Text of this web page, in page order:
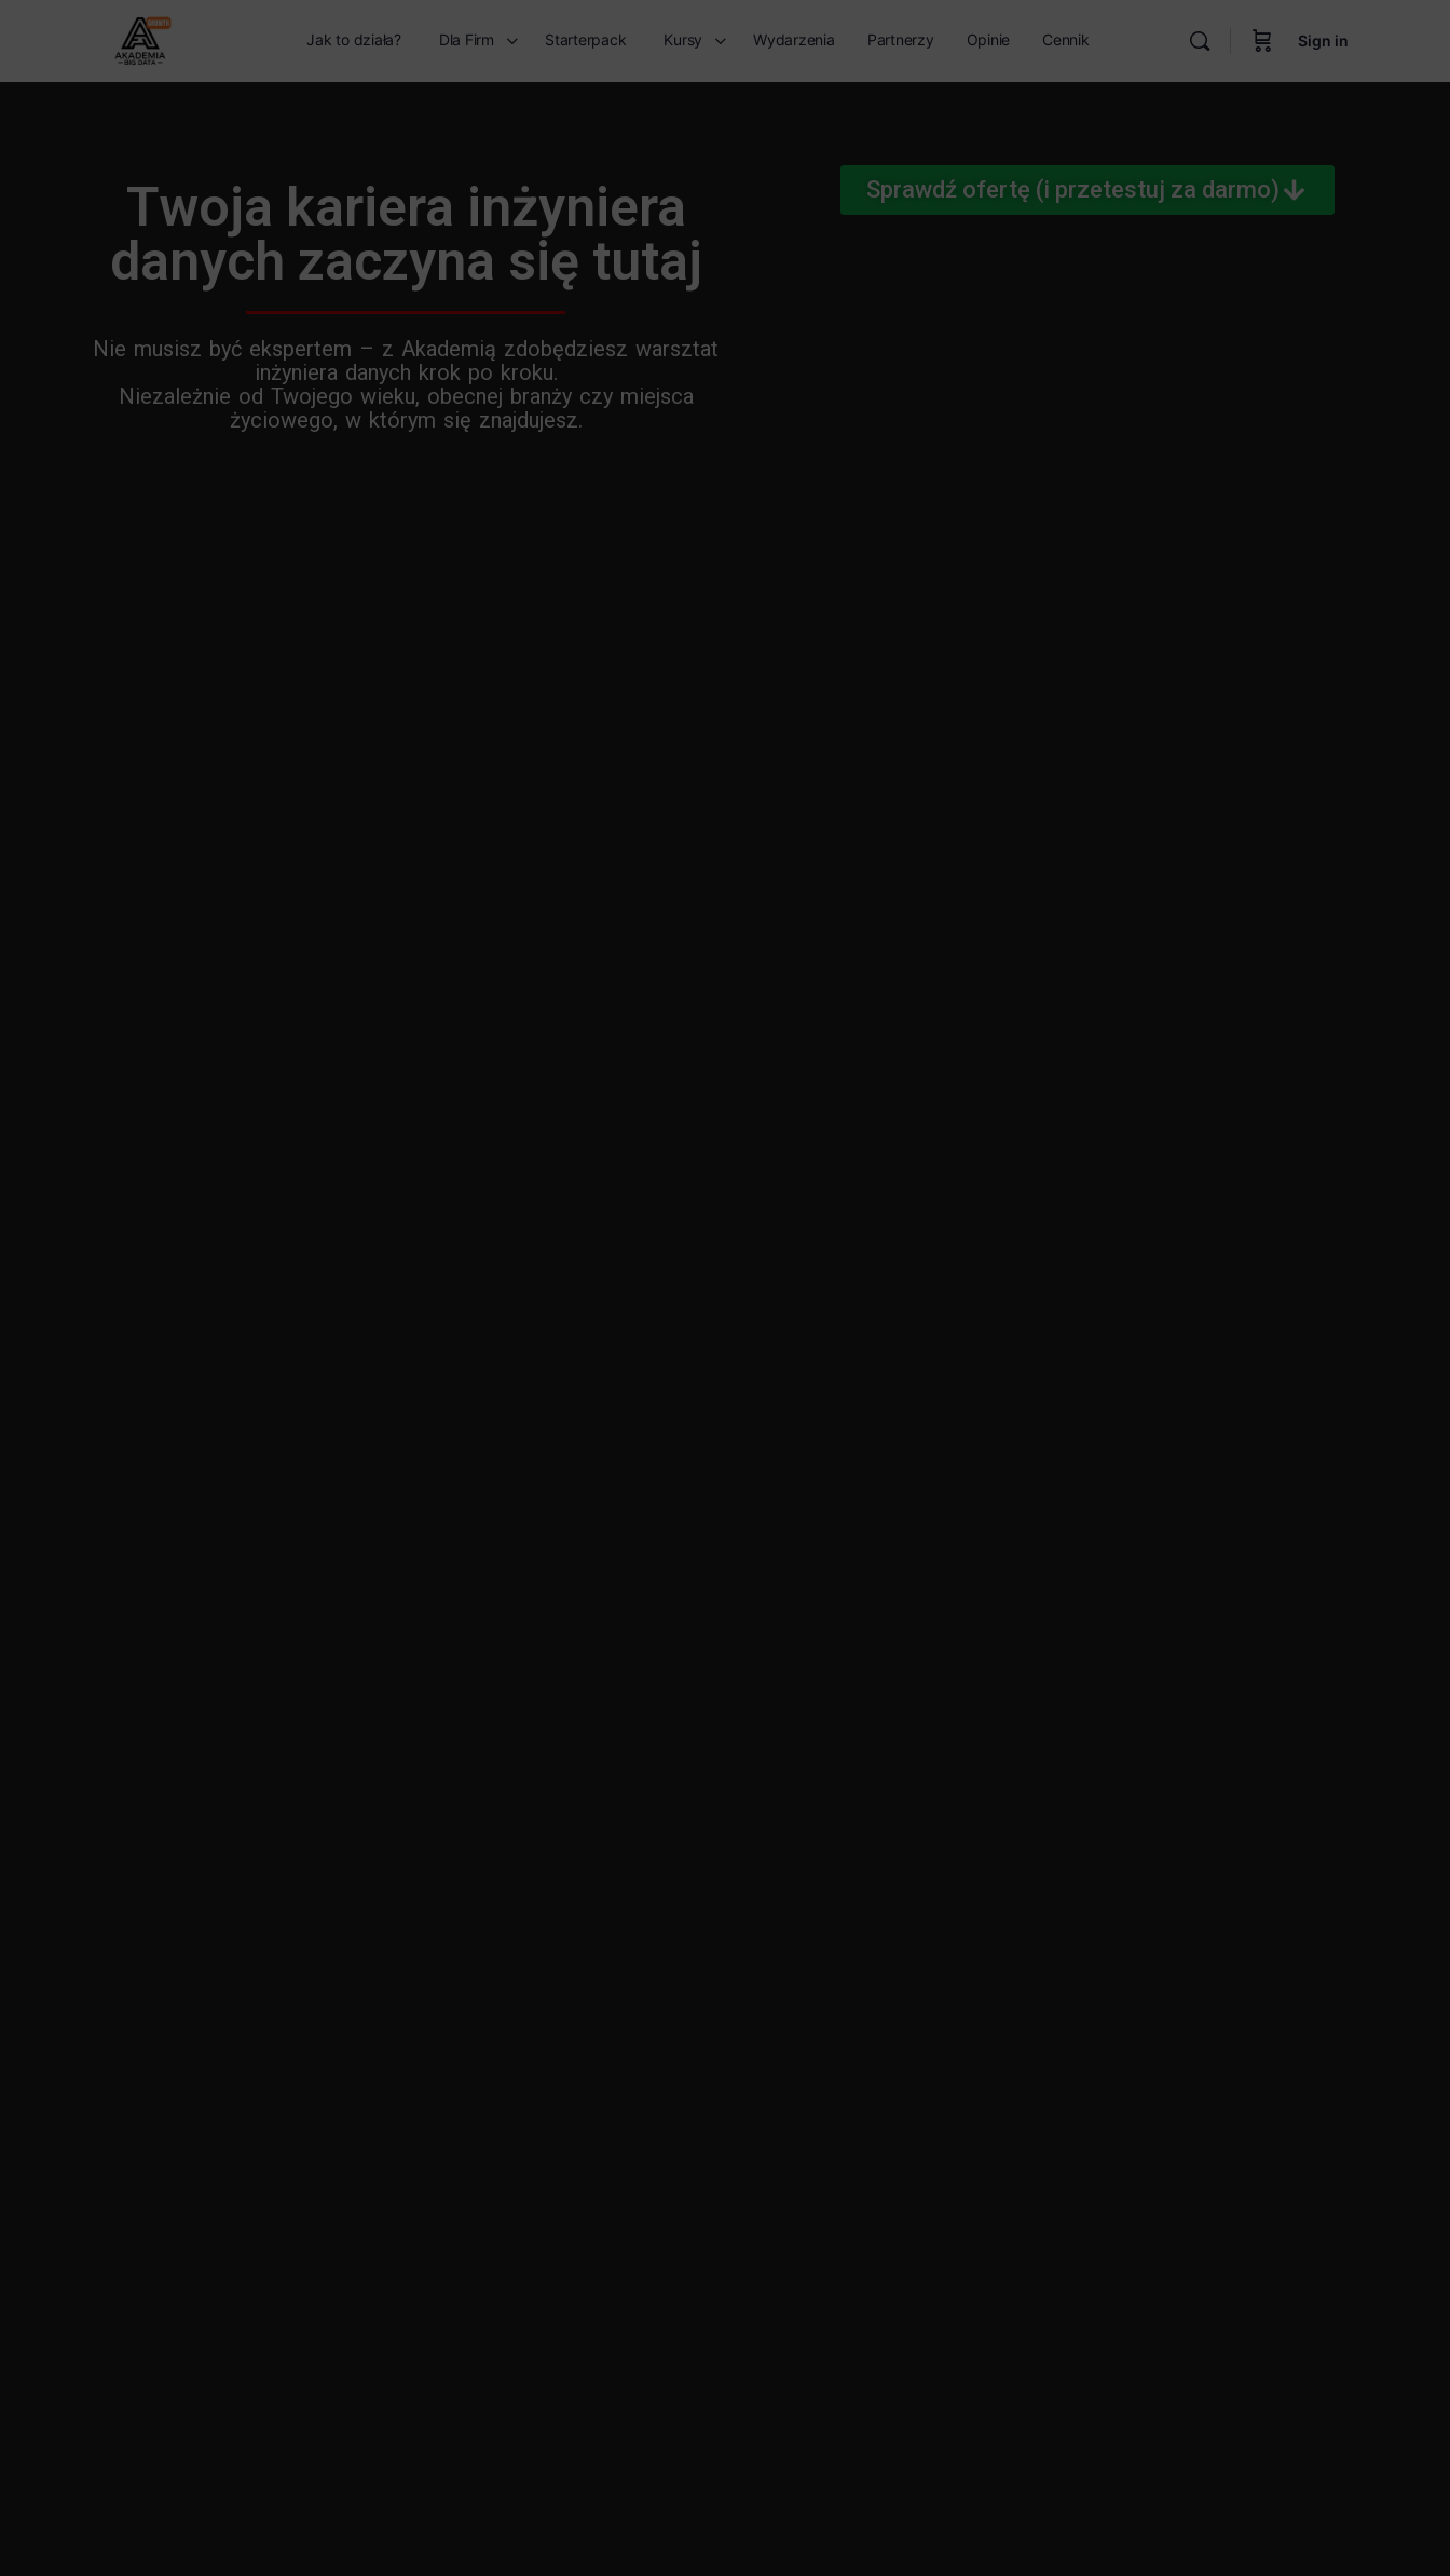
Jak to działa? Dla Firm Starterpack Kursy Wydarzenia Partnerzy Opinie Cennik Sign in
Twoja kariera inżyniera
danych zaczyna się tutaj
Nie musisz być ekspertem – z Akademią zdobędziesz warsztat
inżyniera danych krok po kroku.
Niezależnie od Twojego wieku, obecnej branży czy miejsca
życiowego, w którym się znajdujesz.
Sprawdź ofertę (i przetestuj za darmo)